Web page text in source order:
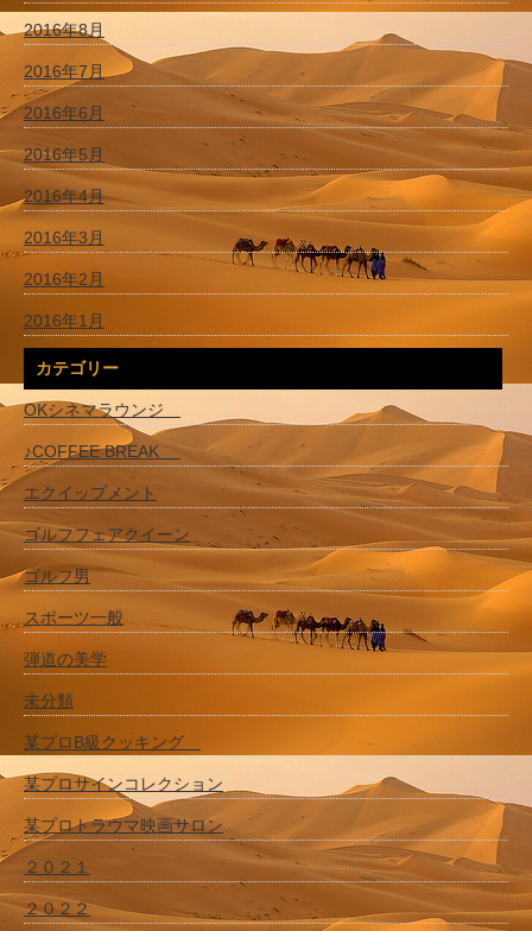
2016年8月
2016年7月
2016年6月
2016年5月
2016年4月
2016年3月
2016年2月
2016年1月
カテゴリー
OKシネマラウンジ
♪COFFEE BREAK
エクイップメント
ゴルフフェアクイーン
ゴルフ男
スポーツ一般
弾道の美学
未分類
某プロB級クッキング
某プロサインコレクション
某プロトラウマ映画サロン
２０２１
２０２２